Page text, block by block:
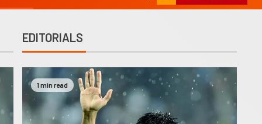
1 min read
EDITORIALS
1 min read